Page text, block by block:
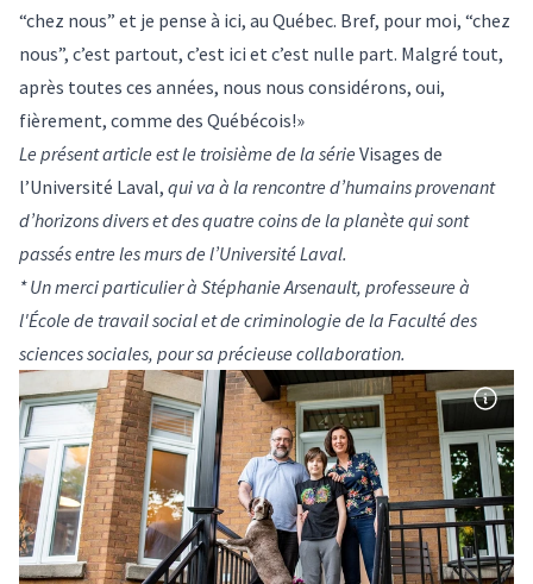
“chez nous” et je pense à ici, au Québec. Bref, pour moi, “chez
nous”, c’est partout, c’est ici et c’est nulle part. Malgré tout,
après toutes ces années, nous nous considérons, oui,
fièrement, comme des Québécois!»
Le présent article est le troisième de la série Visages de
l’Université Laval, qui va à la rencontre d’humains provenant
d’horizons divers et des quatre coins de la planète qui sont
passés entre les murs de l’Université Laval.
* Un merci particulier à Stéphanie Arsenault, professeure à
l'École de travail social et de criminologie de la Faculté des
sciences sociales, pour sa précieuse collaboration.